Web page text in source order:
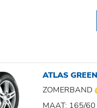
ATLAS
ZOMERBAND
MAAT: 165/